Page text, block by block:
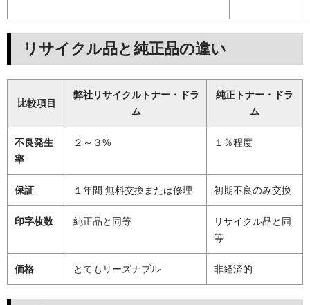
リサイクル品と純正品の違い
比較項目
弊社リサイクルトナー・ドラ
ム
純正トナー・ドラ
ム
不良発生
率
２～３% １％程度
保証 １年間 無料交換または修理 初期不良のみ交換
印字枚数 純正品と同等
リサイクル品と同
等
価格 とてもリーズナブル 非経済的